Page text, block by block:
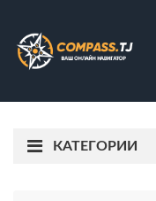
КАТЕГОРИИ